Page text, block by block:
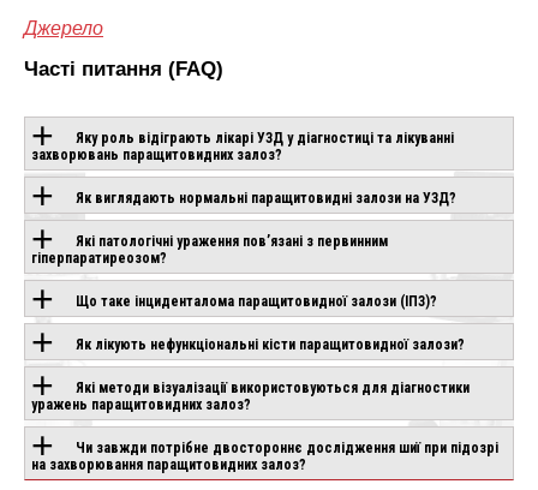
Джерело
Часті питання (FAQ)
Яку роль відіграють лікарі УЗД у діагностиці та лікуванні
захворювань паращитовидних залоз?
Як виглядають нормальні паращитовидні залози на УЗД?
Які патологічні ураження пов’язані з первинним
гіперпаратиреозом?
Що таке інциденталома паращитовидної залози (ІПЗ)?
Як лікують нефункціональні кісти паращитовидної залози?
Які методи візуалізації використовуються для діагностики
уражень паращитовидних залоз?
Чи завжди потрібне двостороннє дослідження шиї при підозрі
на захворювання паращитовидних залоз?
ОБЛАДНАННЯ З
ЦІЄЮ
ТЕХНОЛОГІЄЮ
AIR
CANON APLIO
BEYOND
Під замовлення
CHISON SONOGO
EBIT 90